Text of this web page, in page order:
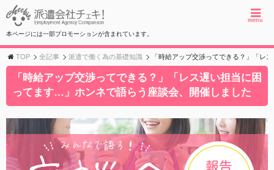
menu
本ページには一部プロモーションが含まれています。
TOP 全記事 派遣で働く為の基礎知識 「時給アップ交渉ってできる？」「レ
「時給アップ交渉ってできる？」「レス遅い担当に困
ってます…」ホンネで語らう座談会、開催しました